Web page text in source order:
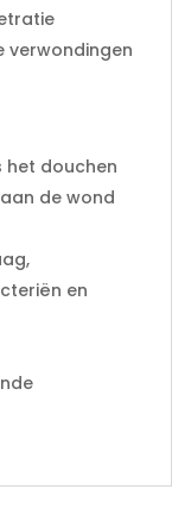
verwondingen
het douchen
de wond
en